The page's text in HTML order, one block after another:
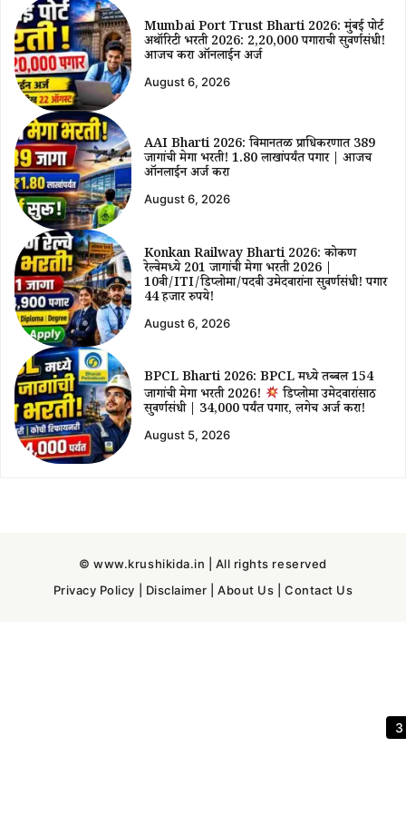
Mumbai Port Trust Bharti 2026: मुंबई पोर्ट
अथॉरिटी भरती 2026: ₹2,20,000 पगाराची सुवर्णसंधी!
आजच करा ऑनलाईन अर्ज
August 6, 2026
AAI Bharti 2026: विमानतळ प्राधिकरणात 389
जागांची मेगा भरती! ₹1.80 लाखांपर्यंत पगार | आजच
ऑनलाईन अर्ज करा
August 6, 2026
Konkan Railway Bharti 2026: कोकण
रेल्वेमध्ये 201 जागांची मेगा भरती 2026 |
10वी/ITI/डिप्लोमा/पदवी उमेदवारांना सुवर्णसंधी! पगार
44 हजार रुपये!
August 6, 2026
BPCL Bharti 2026: BPCL मध्ये तब्बल 154
जागांची मेगा भरती 2026!
डिप्लोमा उमेदवारांसाठी
सुवर्णसंधी | ₹34,000 पर्यंत पगार, लगेच अर्ज करा!
August 5, 2026
© www.krushikida.in | All rights reserved
Privacy Policy
Disclaimer |About Us |Contact Us
2